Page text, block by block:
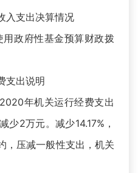
入支出决算情况
政府性基金预算财政拨
支出说明
年机关运行经费支出
少2万元。减少14.17%，
，压减一般性支出，机关